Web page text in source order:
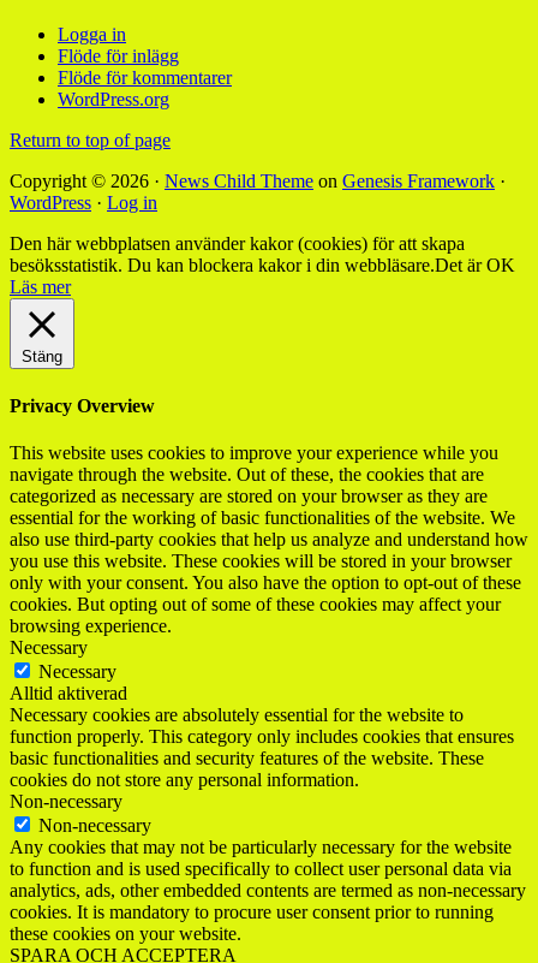
Logga in
Flöde för inlägg
Flöde för kommentarer
WordPress.org
Return to top of page
Copyright © 2026 · News Child Theme on Genesis Framework ·
WordPress · Log in
Den här webbplatsen använder kakor (cookies) för att skapa
besöksstatistik. Du kan blockera kakor i din webbläsare.Det är OK
Läs mer
Stäng
Privacy Overview
This website uses cookies to improve your experience while you
navigate through the website. Out of these, the cookies that are
categorized as necessary are stored on your browser as they are
essential for the working of basic functionalities of the website. We
also use third-party cookies that help us analyze and understand how
you use this website. These cookies will be stored in your browser
only with your consent. You also have the option to opt-out of these
cookies. But opting out of some of these cookies may affect your
browsing experience.
Necessary
Necessary
Alltid aktiverad
Necessary cookies are absolutely essential for the website to
function properly. This category only includes cookies that ensures
basic functionalities and security features of the website. These
cookies do not store any personal information.
Non-necessary
Non-necessary
Any cookies that may not be particularly necessary for the website
to function and is used specifically to collect user personal data via
analytics, ads, other embedded contents are termed as non-necessary
cookies. It is mandatory to procure user consent prior to running
these cookies on your website.
SPARA OCH ACCEPTERA